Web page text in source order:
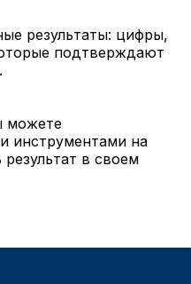
результаты: цифры,
подтверждают
можете
инструментами на
в своем